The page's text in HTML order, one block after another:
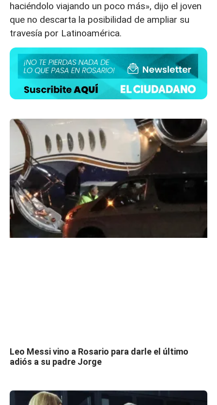
haciéndolo viajando un poco más», dijo el joven
que no descarta la posibilidad de ampliar su
travesía por Latinoamérica.
Leo Messi vino a Rosario para darle el último
adiós a su padre Jorge